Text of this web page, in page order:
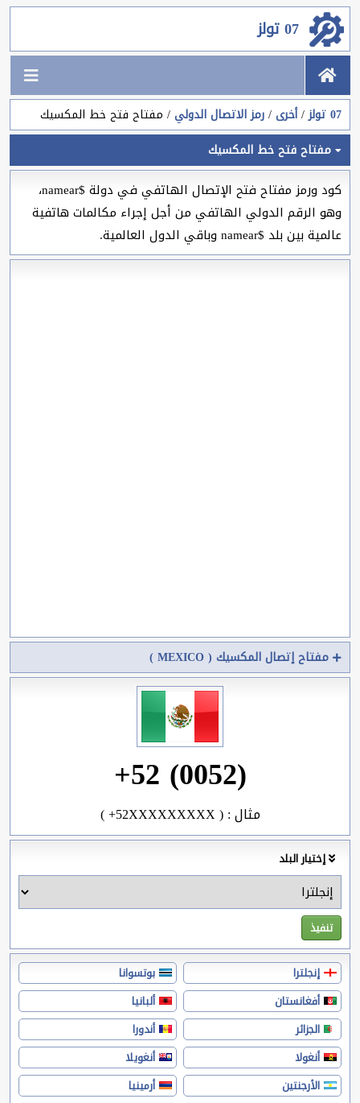
07 تولز
07 تولز أخرى رمز الاتصال الدولي مفتاح فتح خط المكسيك
مفتاح فتح خط المكسيك
كود ورمز مفتاح فتح الإتصال الهاتفي في دولة $namear،
وهو الرقم الدولي الهاتفي من أجل إجراء مكالمات هاتفية
عالمية بين بلد $namear وباقي الدول العالمية.
مفتاح إتصال المكسيك ( MEXICO )
+52 (0052)
( +52XXXXXXXXX ) : مثال
إختيار البلد
إنجلترا
بوتسوانا
أفغانستان
ألبانيا
الجزائر
أندورا
أنغولا
أنغويلا
الأرجنتين
أرمينيا